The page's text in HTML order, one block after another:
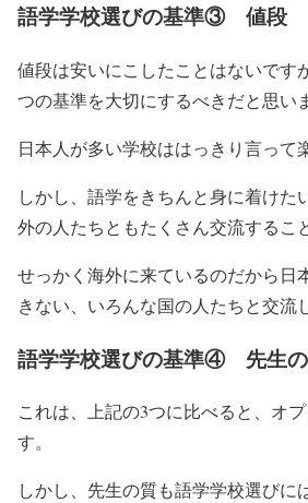
語学学校選びの基準③ 値段
値段は安いにこしたことはないです
つの基準を大切にするべきだと思い
日本人が多い学校ははっきり言って
しかし、語学をきちんと身に着けた
外の人たちともたくさん交流するこ
せっかく海外に来ているのだから日
きない、いろんな国の人たちと交流
語学学校選びの基準④ 先生
これは、上記の3つに比べると、オ
す。
しかし、先生の質も語学学校選びに